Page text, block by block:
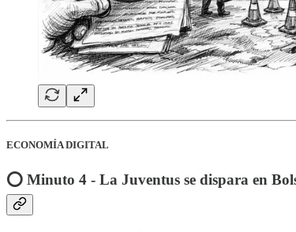
ECONOMÍA DIGITAL
⭕️ Minuto 4 - La Juventus se dispara en